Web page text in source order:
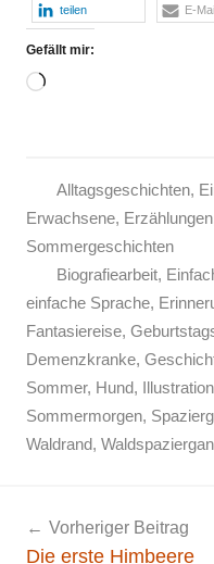
teilen E-
Gefällt mir:
Wird
Alltagsgeschichten,
Erwachsene, Erzählungen
Sommergeschichten
Biografiearbeit,
einfache Sprache,
Fantasiereise,
Demenzkranke,
Sommer, Hund, Illustration
Sommermorgen,
Waldrand,
Vorheriger Beitrag
Die erste Himbeere